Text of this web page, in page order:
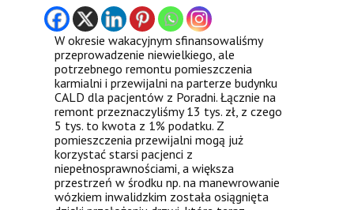
W okresie wakacyjnym sfinansowaliśmy
przeprowadzenie niewielkiego, ale
potrzebnego remontu pomieszczenia
karmialni i przewijalni na parterze budynku
CALD dla pacjentów z Poradni. Łącznie na
remont przeznaczyliśmy 13 tys. zł, z czego
5 tys. to kwota z 1% podatku. Z
pomieszczenia przewijalni mogą już
korzystać starsi pacjenci z
niepełnosprawnościami, a większa
przestrzeń w środku np. na manewrowanie
wózkiem inwalidzkim została osiągnięta